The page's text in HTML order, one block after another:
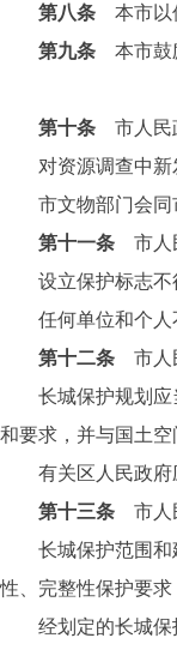
第八条 本市以
第九条 本市鼓
第十条 市人民
对资源调查中新发
市文物部门会同市
第十一条 市人
设立保护标志不
任何单位和个人不
第十二条 市人
长城保护规划应当
和要求，并与国土空
有关区人民政府应
第十三条 市人
长城保护范围和建
性、完整性保护要
经划定的长城保护